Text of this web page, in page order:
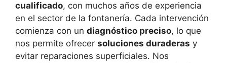
cualificado, con muchos años de experiencia
en el sector de la fontanería. Cada intervención
comienza con un diagnóstico preciso, lo que
nos permite ofrecer soluciones duraderas y
evitar reparaciones superficiales. Nos